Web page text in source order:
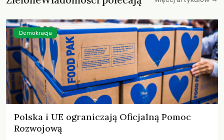
Polska i UE ograniczają Oficjalną Pomoc
Rozwojową
Demokracja